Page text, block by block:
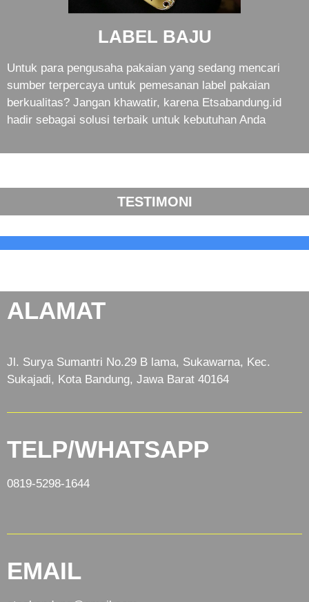
LABEL BAJU
Untuk para pengusaha pakaian yang sedang mencari
sumber terpercaya untuk pemesanan label pakaian
berkualitas? Jangan khawatir, karena Etsabandung.id
hadir sebagai solusi terbaik untuk kebutuhan Anda
TESTIMONI
ALAMAT
Jl. Surya Sumantri No.29 B lama, Sukawarna, Kec.
Sukajadi, Kota Bandung, Jawa Barat 40164
TELP/WHATSAPP
0819-5298-1644
EMAIL